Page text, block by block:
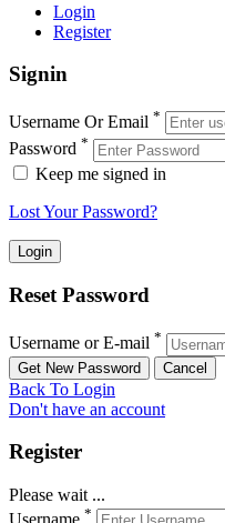
Login
Register
Signin
Username Or Email *
Password *
Keep me signed in
Lost Your Password?
Reset Password
Username or E-mail *
Back To Login
Don't have an account
Register
Please wait ...
*